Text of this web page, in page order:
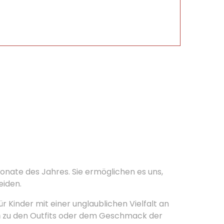
des Jahres. Sie ermöglichen es uns,
Kinder mit einer unglaublichen Vielfalt an
den Outfits oder dem Geschmack der